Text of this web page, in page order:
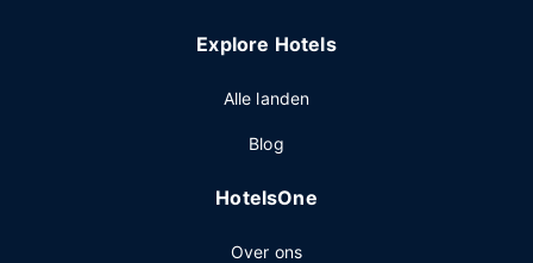
Explore Hotels
Alle landen
Blog
HotelsOne
Over ons